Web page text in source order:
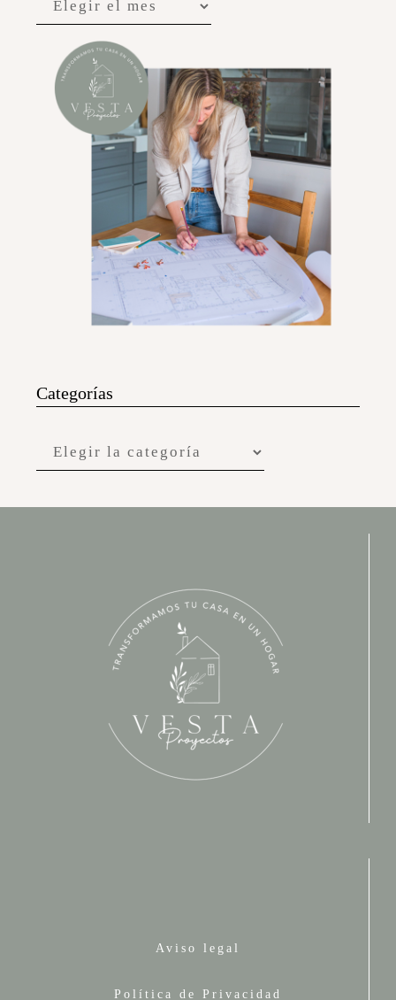
Categorías
Aviso legal
Política de Privacidad